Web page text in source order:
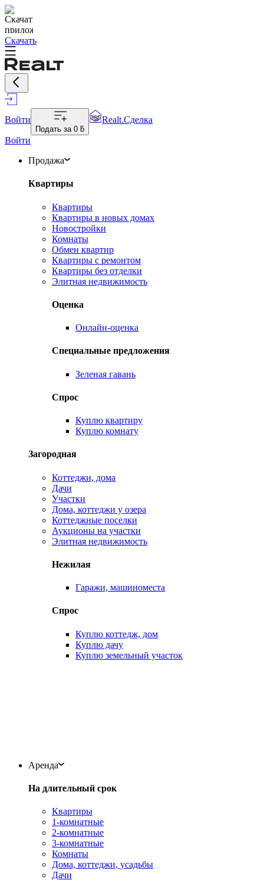
Скачать
Войти
Подать за 0 ƃ
Realt.Сделка
Войти
Продажа
Квартиры
Квартиры
Квартиры в новых домах
Новостройки
Комнаты
Обмен квартир
Квартиры с ремонтом
Квартиры без отделки
Элитная недвижимость
Оценка
Онлайн-оценка
Специальные предложения
Зеленая гавань
Спрос
Куплю квартиру
Куплю комнату
Загородная
Коттеджи, дома
Дачи
Участки
Дома, коттеджи у озера
Коттеджные поселки
Аукционы на участки
Элитная недвижимость
Нежилая
Гаражи, машиноместа
Спрос
Куплю коттедж, дом
Куплю дачу
Куплю земельный участок
Аренда
На длительный срок
Квартиры
1-комнатные
2-комнатные
3-комнатные
Комнаты
Дома, коттеджи, усадьбы
Дачи